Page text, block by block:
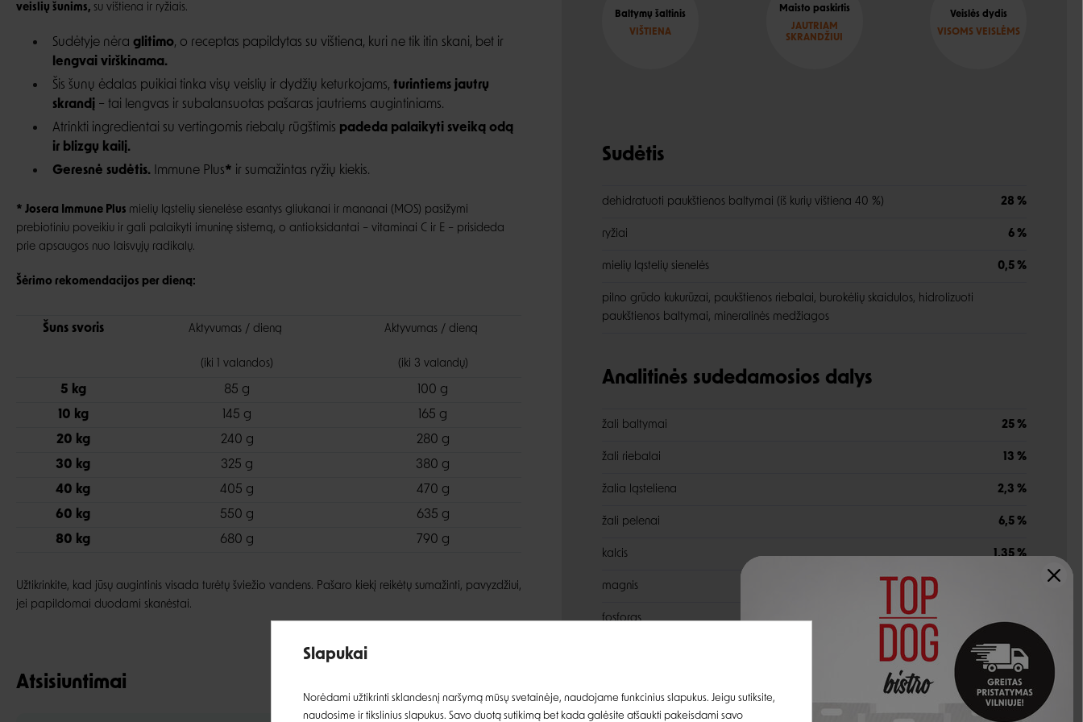
veislių šunims, su vištiena ir ryžiais.
Sudėtyje nėra glitimo, o receptas papildytas su vištiena, kuri ne tik itin skani, bet ir
lengvai virškinama.
Šis šunų ėdalas puikiai tinka visų veislių ir dydžių keturkojams, turintiems jautrų
skrandį – tai lengvas ir subalansuotas pašaras jautriems augintiniams.
Atrinkti ingredientai su vertingomis riebalų rūgštimis padeda palaikyti sveiką odą
ir blizgų kailį.
Geresnė sudėtis. Immune Plus* ir sumažintas ryžių kiekis.
* Josera Immune Plus mielių ląstelių sienelėse esantys gliukanai ir mananai (MOS) pasižymi
prebiotiniu poveikiu ir gali palaikyti imuninę sistemą, o antioksidantai – vitaminai C ir E – prisideda
prie apsaugos nuo laisvųjų radikalų.
Šėrimo rekomendacijos per dieną:
Šuns svoris Aktyvumas / dieną
(iki 1 valandos)
Aktyvumas / dieną
(iki 3 valandų)
5 kg 85 g
100 g
10 kg
145 g
165 g
20 kg
240 g
280 g
30 kg
325 g
380 g
40 kg
405 g
470 g
60 kg
550 g
635 g
80 kg
680 g 790 g
Užtikrinkite, kad jūsų augintinis visada turėtų šviežio vandens. Pašaro kiekį reikėtų sumažinti, pavyzdžiui,
jei papildomai duodami skanėstai.
Atsisiuntimai
Baltymų šaltinis
VIŠTIENA
Maisto paskirtis
JAUTRIAM
SKRANDŽIUI
Veislės dydis
VISOMS VEISLĖMS
Sudėtis
dehidratuoti paukštienos baltymai (iš kurių vištiena 40 %) 28 %
ryžiai 6 %
mielių ląstelių sienelės 0,5 %
pilno grūdo kukurūzai, paukštienos riebalai, burokėlių skaidulos, hidrolizuoti
paukštienos baltymai, mineralinės medžiagos
Analitinės sudedamosios dalys
žali baltymai 25 %
žali riebalai 13 %
žalia ląsteliena 2,3 %
žali pelenai 6,5 %
kalcis 1,35 %
magnis
fosforas 0,9 %
0,45%
Slapukai
Norėdami užtikrinti sklandesnį naršymą mūsų svetainėje, naudojame funkcinius slapukus. Jeigu sutiksite,
naudosime ir tikslinius slapukus. Savo duotą sutikimą bet kada galėsite atšaukti pakeisdami savo